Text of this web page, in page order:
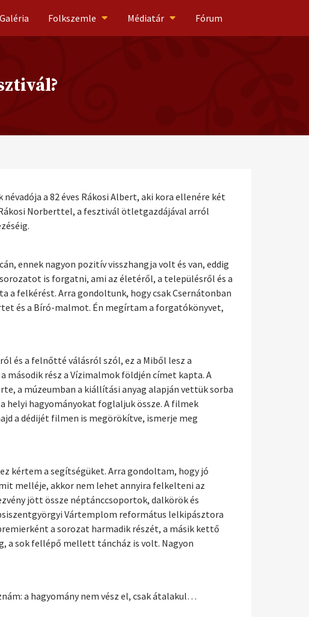
Galéria Folkszemle Médiatár Fórum
a 82 éves Rákosi Albert, aki kora ellenére két
Norberttel, a fesztivál ötletgazdájával arról
ennek nagyon pozitív visszhangja volt és van, eddig
is forgatni, ami az életéről, a településről és a
a felkérést. Arra gondoltunk, hogy csak Csernátonban
és a Bíró-malmot. Én megírtam a forgatókönyvet,
és a felnőtté válásról szól, ez a Miből lesz a
második rész a Vízimalmok földjén címet kapta. A
a múzeumban a kiállítási anyag alapján vettük sorba
helyi hagyományokat foglaljuk össze. A filmek
a dédijét filmen is megörökítve, ismerje meg
kértem a segítségüket. Arra gondoltam, hogy jó
melléje, akkor nem lehet annyira felkelteni az
jött össze néptánccsoportok, dalkörök és
Vártemplom református lelkipásztora
a sorozat harmadik részét, a másik kettő
a sok fellépő mellett táncház is volt. Nagyon
a hagyomány nem vész el, csak átalakul…